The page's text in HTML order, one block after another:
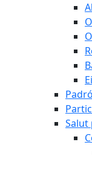
Salut